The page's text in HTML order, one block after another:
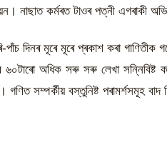
নাছাত কৰ্মৰত টাওৰ পত্নী এগৰাকী
পাঁচ দিনৰ মূৰে মূৰে প্ৰকাশ কৰা
৬০টাৰো অধিক সৰু সৰু লেখা সন্নিবিষ্ট
গণিত সম্পৰ্কীয় বস্তুনিষ্ট পৰামৰ্শসমূহ